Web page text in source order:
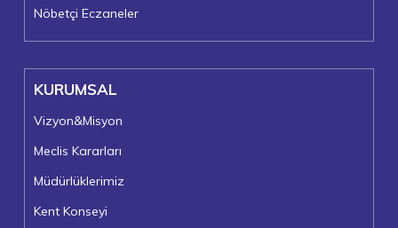
Nöbetçi Eczaneler
KURUMSAL
Vizyon&Misyon
Meclis Kararları
Müdürlüklerimiz
Kent Konseyi